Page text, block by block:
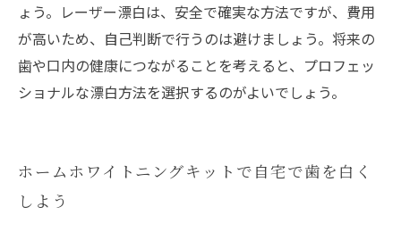
ょう。レーザー漂白は、安全で確実な方法ですが、費用
が高いため、自己判断で行うのは避けましょう。将来の
歯や口内の健康につながることを考えると、プロフェッ
ショナルな漂白方法を選択するのがよいでしょう。
ホームホワイトニングキットで自宅で歯を白く
しよう